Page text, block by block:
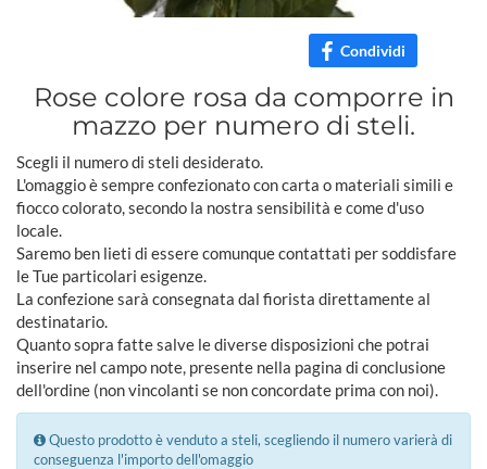
Condividi
Rose colore rosa da comporre in
mazzo per numero di steli.
Scegli il numero di steli desiderato.
L'omaggio è sempre confezionato con carta o materiali simili e
fiocco colorato, secondo la nostra sensibilità e come d'uso
locale.
Saremo ben lieti di essere comunque contattati per soddisfare
le Tue particolari esigenze.
La confezione sarà consegnata dal fiorista direttamente al
destinatario.
Quanto sopra fatte salve le diverse disposizioni che potrai
inserire nel campo note, presente nella pagina di conclusione
dell'ordine (non vincolanti se non concordate prima con noi).
Questo prodotto è venduto a steli, scegliendo il numero varierà di
conseguenza l'importo dell'omaggio